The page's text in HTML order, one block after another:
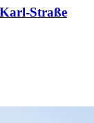
Straße